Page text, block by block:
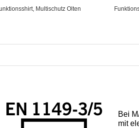
Multischutz Olten
Bei
mit